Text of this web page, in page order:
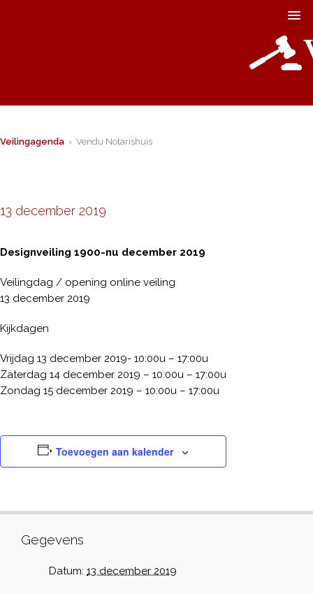
Veilingagenda › Vendu Notarishuis
13 december 2019
Designveiling 1900-nu december 2019
Veilingdag / opening online veiling
13 december 2019
Kijkdagen
Vrijdag 13 december 2019- 10:00u – 17:00u
Zaterdag 14 december 2019 – 10:00u – 17:00u
Zondag 15 december 2019 – 10:00u – 17:00u
Toevoegen aan kalender
Gegevens
Datum: 13 december 2019